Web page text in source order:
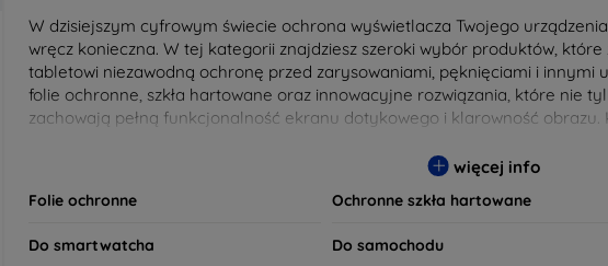
W dzisiejszym cyfrowym świecie ochrona wyświetlacza Twojego
wręcz konieczna. W tej kategorii znajdziesz szeroki wybór produktów,
tabletowi niezawodną ochronę przed zarysowaniami, pęknięciami i innymi
folie ochronne, szkła hartowane oraz innowacyjne rozwiązania, które nie
zachowają pełną funkcjonalność ekranu dotykowego i klarowność
dziś i wybierz idealną ochronę, która spełni Twoje oczekiwania oraz
więcej info
Folie ochronne Ochronne szkła hartowane
Do smartwatcha Do samochodu